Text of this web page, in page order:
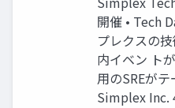
開催 • Tech
プレクスの
内イベン ト
用のSREが
Simplex Inc.